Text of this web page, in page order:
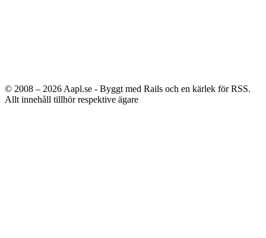
© 2008 – 2026 Aapl.se - Byggt med Rails och en kärlek för RSS.
Allt innehåll tillhör respektive ägare